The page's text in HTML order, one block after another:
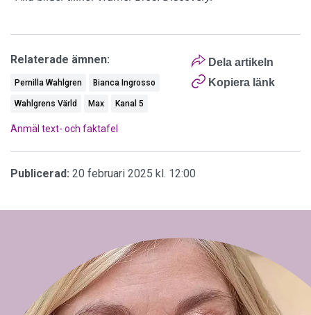
Dela artikeln
Kopiera länk
Relaterade ämnen:
Pernilla Wahlgren Bianca Ingrosso
Wahlgrens Värld Max Kanal 5
Anmäl text- och faktafel
Publicerad: 20 februari 2025 kl. 12:00